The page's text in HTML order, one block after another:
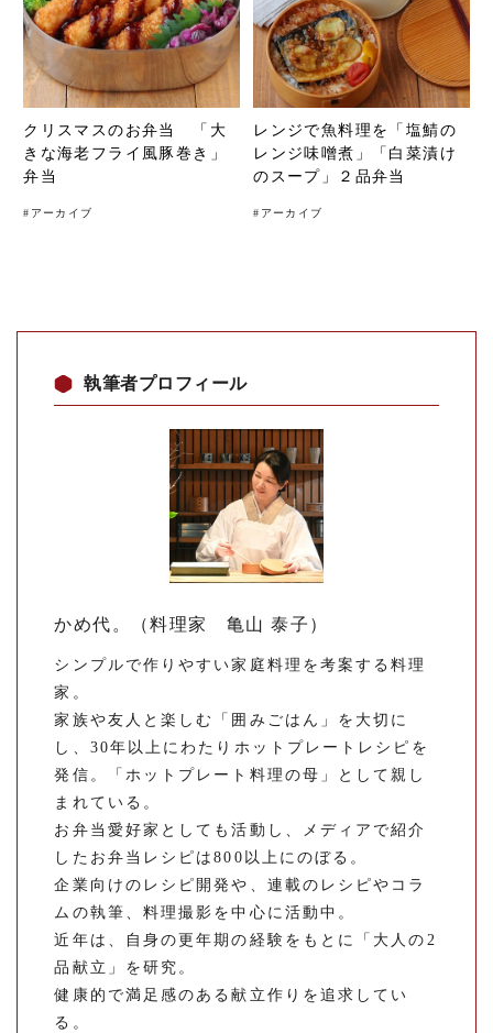
クリスマスのお弁当 「大
きな海老フライ風豚巻き」
弁当
# アーカイブ
レンジで魚料理を「塩鯖の
レンジ味噌煮」「白菜漬け
のスープ」２品弁当
# アーカイブ
執筆者プロフィール
かめ代。（料理家 亀山 泰子）
シンプルで作りやすい家庭料理を考案する料理
家。
家族や友人と楽しむ「囲みごはん」を大切に
し、30年以上にわたりホットプレートレシピを
発信。「ホットプレート料理の母」として親し
まれている。
お弁当愛好家としても活動し、メディアで紹介
したお弁当レシピは800以上にのぼる。
企業向けのレシピ開発や、連載のレシピやコラ
ムの執筆、料理撮影を中心に活動中。
近年は、自身の更年期の経験をもとに「大人の2
品献立」を研究。
健康的で満足感のある献立作りを追求してい
る。